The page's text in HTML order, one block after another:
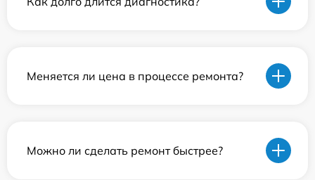
Меняется ли цена в процессе ремонта?
Можно ли сделать ремонт быстрее?